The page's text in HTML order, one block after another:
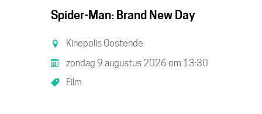
Spider-Man: Brand New Day
Kinepolis Oostende
zondag 9 augustus 2026 om 13:30
Film